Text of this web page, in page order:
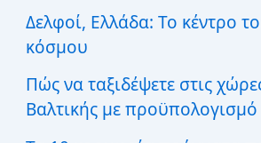
σ
η
γ
α
:
Δελφοί, Ελλάδα: Το κέντρο
κόσμου
Πώς να ταξιδέψετε στις
Βαλτικής με